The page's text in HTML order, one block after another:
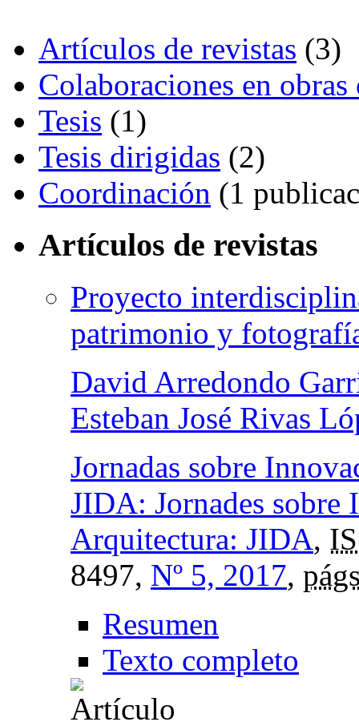
Artículos de revistas (3)
Colaboraciones en
Tesis (1)
Tesis dirigidas (2)
Coordinación (1
Artículos de revistas
Proyecto
patrimonio y
David Arredondo
Esteban José Rivas
Jornadas sobre
JIDA: Jornades sobre
Arquitectura: JIDA,
8497, Nº 5, 2017,
Resumen
Texto completo